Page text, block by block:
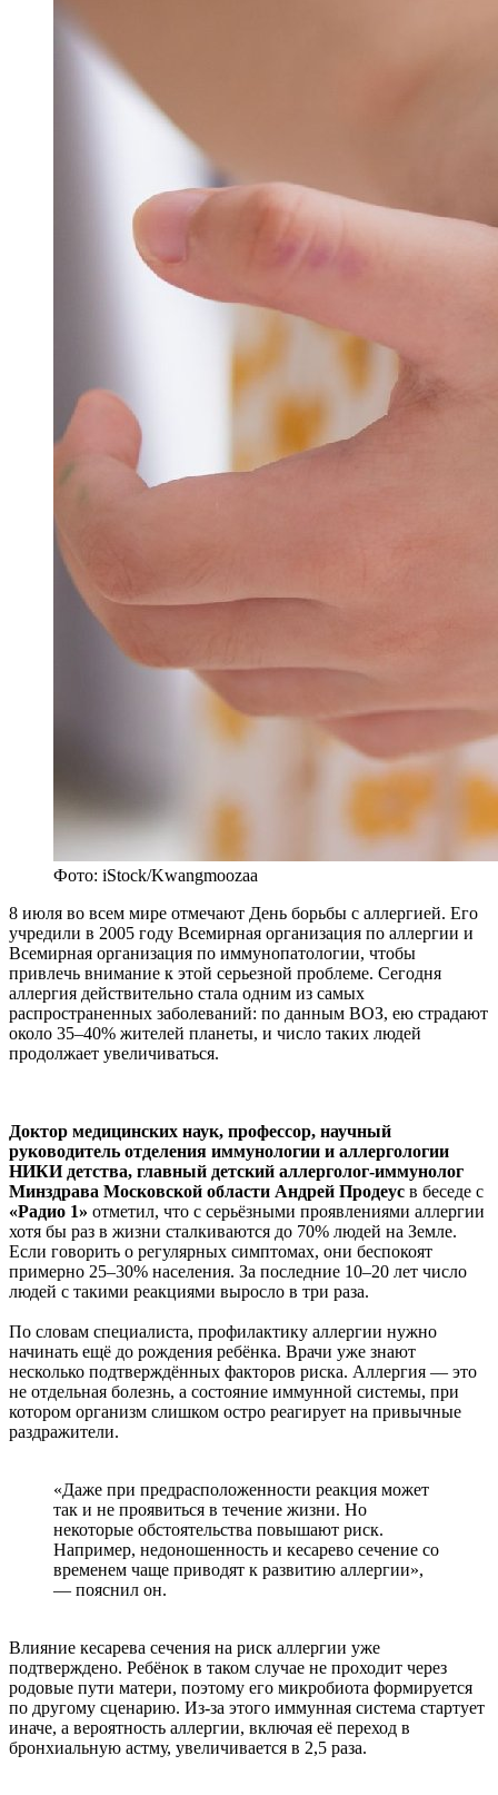
Фото: iStock/Kwangmoozaa
8 июля во всем мире отмечают День борьбы с аллергией. Его
учредили в 2005 году Всемирная организация по аллергии и
Всемирная организация по иммунопатологии, чтобы
привлечь внимание к этой серьезной проблеме. Сегодня
аллергия действительно стала одним из самых
распространенных заболеваний: по данным ВОЗ, ею страдают
около 35–40% жителей планеты, и число таких людей
продолжает увеличиваться.
Доктор медицинских наук, профессор, научный
руководитель отделения иммунологии и аллергологии
НИКИ детства, главный детский аллерголог-иммунолог
Минздрава Московской области Андрей Продеус в беседе с
«Радио 1» отметил, что с серьёзными проявлениями аллергии
хотя бы раз в жизни сталкиваются до 70% людей на Земле.
Если говорить о регулярных симптомах, они беспокоят
примерно 25–30% населения. За последние 10–20 лет число
людей с такими реакциями выросло в три раза.
По словам специалиста, профилактику аллергии нужно
начинать ещё до рождения ребёнка. Врачи уже знают
несколько подтверждённых факторов риска. Аллергия — это
не отдельная болезнь, а состояние иммунной системы, при
котором организм слишком остро реагирует на привычные
раздражители.
«Даже при предрасположенности реакция может
так и не проявиться в течение жизни. Но
некоторые обстоятельства повышают риск.
Например, недоношенность и кесарево сечение со
временем чаще приводят к развитию аллергии»,
— пояснил он.
Влияние кесарева сечения на риск аллергии уже
подтверждено. Ребёнок в таком случае не проходит через
родовые пути матери, поэтому его микробиота формируется
по другому сценарию. Из-за этого иммунная система стартует
иначе, а вероятность аллергии, включая её переход в
бронхиальную астму, увеличивается в 2,5 раза.